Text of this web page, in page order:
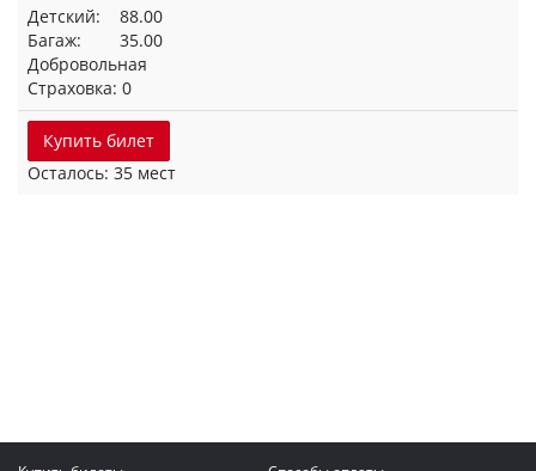
Детский: 88.00
Багаж: 35.00
Добровольная
Страховка: 0
Купить билет
Осталось: 35 мест